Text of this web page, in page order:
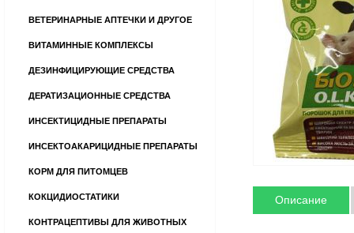
Описание
ВЕТЕРИНАРНЫЕ АПТЕЧКИ И ДРУГОЕ
ВИТАМИННЫЕ КОМПЛЕКСЫ
ДЕЗИНФИЦИРУЮЩИЕ СРЕДСТВА
ДЕРАТИЗАЦИОННЫЕ СРЕДСТВА
ИНСЕКТИЦИДНЫЕ ПРЕПАРАТЫ
ИНСЕКТОАКАРИЦИДНЫЕ ПРЕПАРАТЫ
КОРМ ДЛЯ ПИТОМЦЕВ
КОКЦИДИОСТАТИКИ
КОНТРАЦЕПТИВЫ ДЛЯ ЖИВОТНЫХ